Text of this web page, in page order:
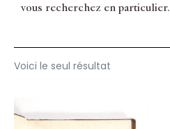
vous recherchez en particulier.
Voici le seul résultat